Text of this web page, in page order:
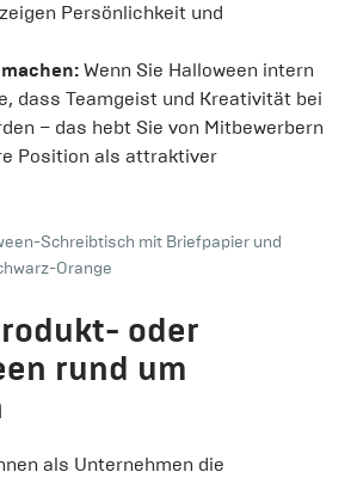
Persönlichkeit und
Wenn Sie Halloween intern
dass Teamgeist und Kreativität bei
– das hebt Sie von Mitbewerbern
Position als attraktiver
Schreibtisch mit Briefpapier und
Orange
oder
rund um
als Unternehmen die